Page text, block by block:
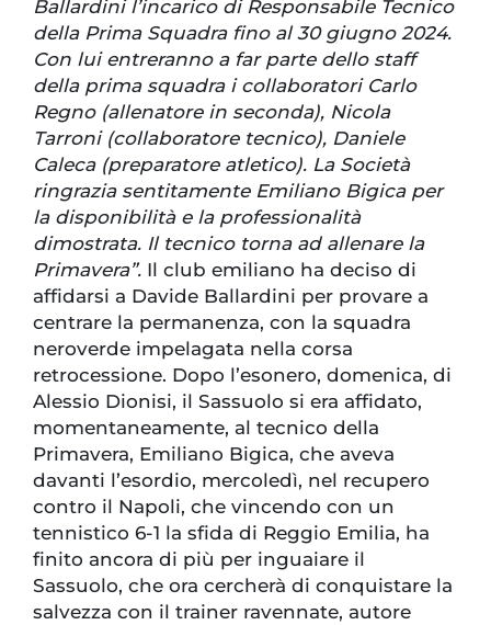
Ballardini l’incarico di Responsabile Tecnico
della Prima Squadra fino al 30 giugno 2024.
Con lui entreranno a far parte dello staff
della prima squadra i collaboratori Carlo
Regno (allenatore in seconda), Nicola
Tarroni (collaboratore tecnico), Daniele
Caleca (preparatore atletico). La Società
ringrazia sentitamente Emiliano Bigica per
la disponibilità e la professionalità
dimostrata. Il tecnico torna ad allenare la
Primavera”. Il club emiliano ha deciso di
affidarsi a Davide Ballardini per provare a
centrare la permanenza, con la squadra
neroverde impelagata nella corsa
retrocessione. Dopo l’esonero, domenica, di
Alessio Dionisi, il Sassuolo si era affidato,
momentaneamente, al tecnico della
Primavera, Emiliano Bigica, che aveva
davanti l’esordio, mercoledì, nel recupero
contro il Napoli, che vincendo con un
tennistico 6-1 la sfida di Reggio Emilia, ha
finito ancora di più per inguaiare il
Sassuolo, che ora cercherà di conquistare la
salvezza con il trainer ravennate, autore